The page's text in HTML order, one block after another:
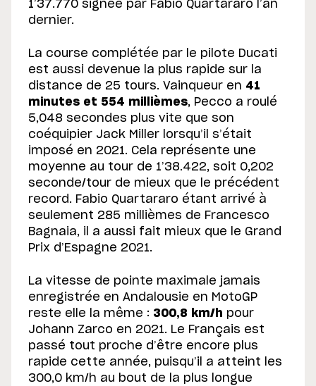
1’37.770 signée par Fabio Quartararo l’an
dernier.
La course complétée par le pilote Ducati
est aussi devenue la plus rapide sur la
distance de 25 tours. Vainqueur en 41
minutes et 554 millièmes, Pecco a roulé
5,048 secondes plus vite que son
coéquipier Jack Miller lorsqu’il s’était
imposé en 2021. Cela représente une
moyenne au tour de 1’38.422, soit 0,202
seconde/tour de mieux que le précédent
record. Fabio Quartararo étant arrivé à
seulement 285 millièmes de Francesco
Bagnaia, il a aussi fait mieux que le Grand
Prix d’Espagne 2021.
La vitesse de pointe maximale jamais
enregistrée en Andalousie en MotoGP
reste elle la même : 300,8 km/h pour
Johann Zarco en 2021. Le Français est
passé tout proche d’être encore plus
rapide cette année, puisqu’il a atteint les
300,0 km/h au bout de la plus longue